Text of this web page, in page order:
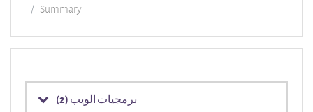
Summary
برمجيات الويب (2)